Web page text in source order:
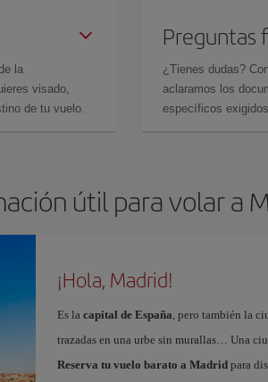
la
visado,
de tu vuelo.
Preguntas
¿Tienes dudas?
aclaramos los
específicos
útil para volar a
¡Hola, Madrid!
Es la capital de España, pero también la
trazadas en una urbe sin murallas… Una
Reserva tu vuelo barato a Madridpara